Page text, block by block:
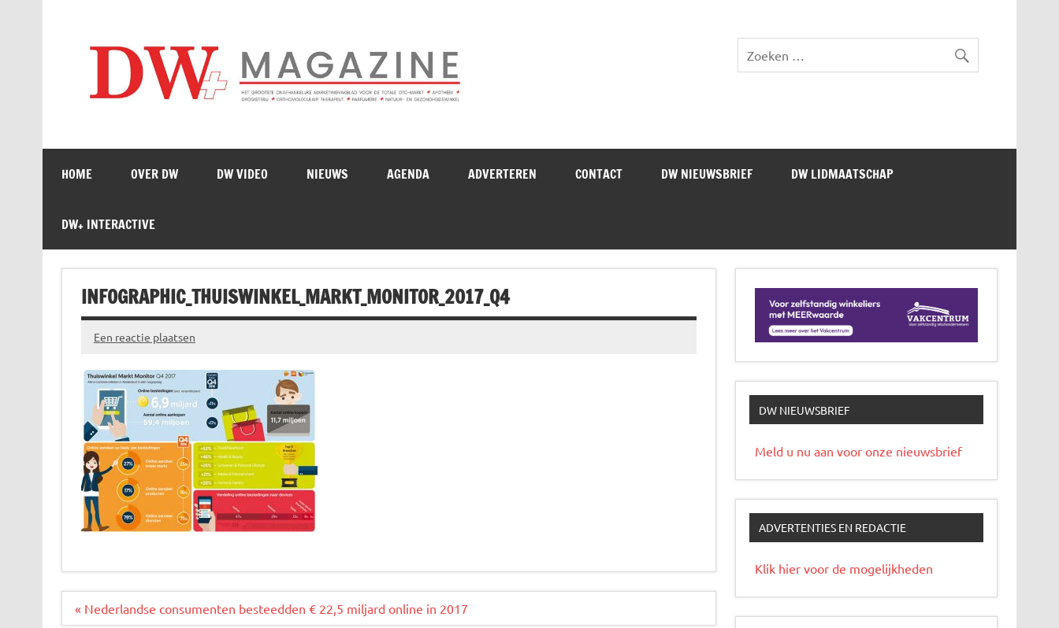
Drogistenweekblad DW Magazine
HOME OVER DW DW VIDEO NIEUWS AGENDA ADVERTEREN CONTACT DW NIEUWSBRIEF DW LIDMAATSCHAP
DW+ INTERACTIVE
INFOGRAPHIC_THUISWINKEL_MARKT_MONITOR_2017_Q4
Een reactie plaatsen
Bericht
« Nederlandse consumenten besteedden € 22,5 miljard online in 2017
DW NIEUWSBRIEF
Meld u nu aan voor onze nieuwsbrief
ADVERTENTIES EN REDACTIE
Klik hier voor de mogelijkheden